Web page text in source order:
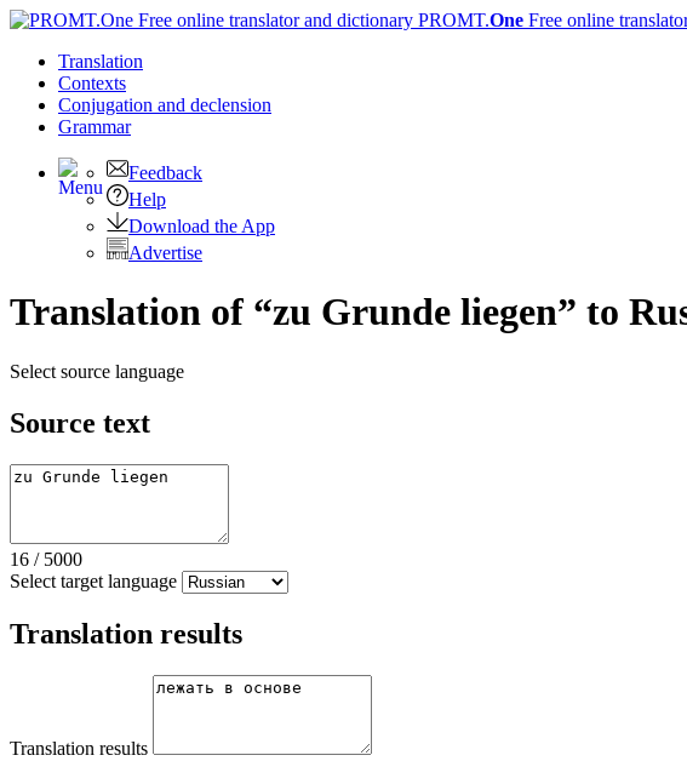
PROMT.One Free online
Translation
Contexts
Conjugation and declension
Grammar
Feedback
Help
Download the App
Advertise
Translation of “zu Grunde liegen” to
Select source language
Source text
16 / 5000
Select target language
Translation results
Translation results